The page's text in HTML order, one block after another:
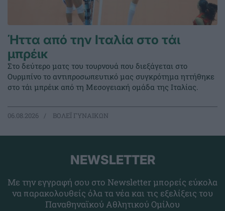
Ήττα από την Ιταλία στο τάι
μπρέικ
Στο δεύτερο ματς του τουρνουά που διεξάγεται στο
Ουρμπίνο το αντιπροσωπευτικό μας συγκρότημα ηττήθηκε
στο τάι μπρέικ από τη Μεσογειακή ομάδα της Ιταλίας.
06.08.2026 ΒΟΛΕΪ ΓΥΝΑΙΚΩΝ
NEWSLETTER
Με την εγγραφή σου στο Newsletter μπορείς εύκολα
να παρακολουθείς όλα τα νέα και τις εξελίξεις του
Παναθηναϊκού Αθλητικού Ομίλου